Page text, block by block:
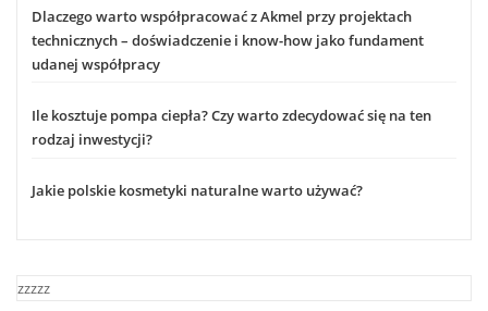
Dlaczego warto współpracować z Akmel przy projektach
technicznych – doświadczenie i know-how jako fundament
udanej współpracy
Ile kosztuje pompa ciepła? Czy warto zdecydować się na ten
rodzaj inwestycji?
Jakie polskie kosmetyki naturalne warto używać?
zzzzz